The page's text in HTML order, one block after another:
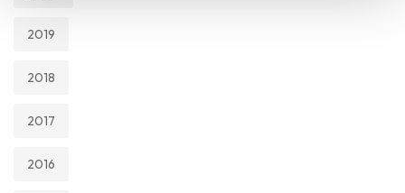
2019
2018
2017
2016